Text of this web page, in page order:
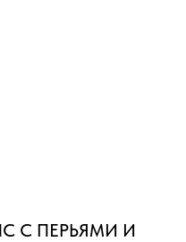
С ПЕРЬЯМИ И